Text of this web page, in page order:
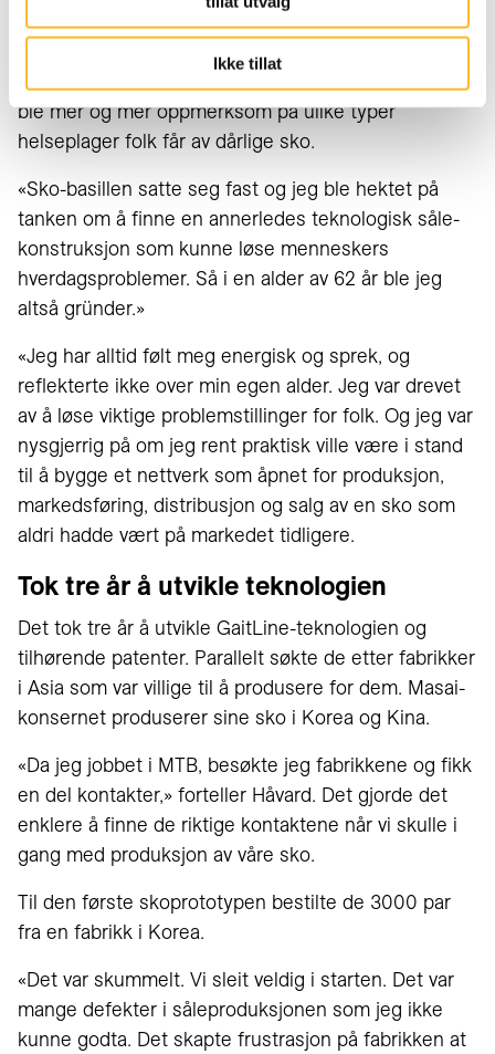
Ikke tillat
Ble gründer 62 år gammel
Gjennom jobben i Sveits ble Håvard engasjert i
hvordan mennesket optimalt bør bevege seg. Han
ble mer og mer oppmerksom på ulike typer
helseplager folk får av dårlige sko.
«Sko-basillen satte seg fast og jeg ble hektet på
tanken om å finne en annerledes teknologisk såle-
konstruksjon som kunne løse menneskers
hverdagsproblemer. Så i en alder av 62 år ble jeg
altså gründer.»
«Jeg har alltid følt meg energisk og sprek, og
reflekterte ikke over min egen alder. Jeg var drevet
av å løse viktige problemstillinger for folk. Og jeg var
nysgjerrig på om jeg rent praktisk ville være i stand
til å bygge et nettverk som åpnet for produksjon,
markedsføring, distribusjon og salg av en sko som
aldri hadde vært på markedet tidligere.
Tok tre år å utvikle teknologien
Det tok tre år å utvikle GaitLine-teknologien og
tilhørende patenter. Parallelt søkte de etter fabrikker
i Asia som var villige til å produsere for dem. Masai-
konsernet produserer sine sko i Korea og Kina.
«Da jeg jobbet i MTB, besøkte jeg fabrikkene og fikk
en del kontakter,» forteller Håvard. Det gjorde det
enklere å finne de riktige kontaktene når vi skulle i
gang med produksjon av våre sko.
Til den første skoprototypen bestilte de 3000 par
fra en fabrikk i Korea.
«Det var skummelt. Vi sleit veldig i starten. Det var
mange defekter i såleproduksjonen som jeg ikke
kunne godta. Det skapte frustrasjon på fabrikken at